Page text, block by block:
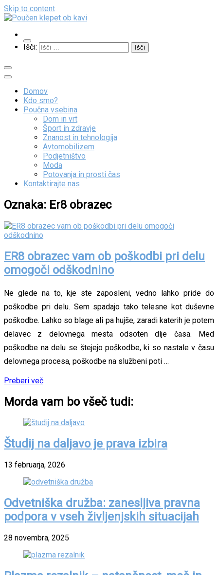
Skip to content
Poučen klepet ob kavi
Veliko zanimivih vsebin
Išči:
Domov
Kdo smo?
Poučna vsebina
Dom in vrt
Šport in zdravje
Znanost in tehnologija
Avtomobilizem
Podjetništvo
Moda
Potovanja in prosti čas
Kontaktirajte nas
Oznaka: Er8 obrazec
ER8 obrazec vam ob poškodbi pri delu
omogoči odškodnino
Ne glede na to, kje ste zaposleni, vedno lahko pride do
poškodbe pri delu. Sem spadajo tako telesne kot duševne
poškodbe. Lahko so blage ali pa hujše, zaradi katerih je potem
delavec z delovnega mesta odsoten dlje časa. Med
poškodbe na delu se štejejo poškodbe, ki so nastale v času
delovnega procesa, poškodbe na službeni poti …
Preberi več
Morda vam bo všeč tudi:
Študij na daljavo je prava izbira
13 februarja, 2026
Odvetniška družba: zanesljiva pravna
podpora v vseh življenjskih situacijah
28 novembra, 2025